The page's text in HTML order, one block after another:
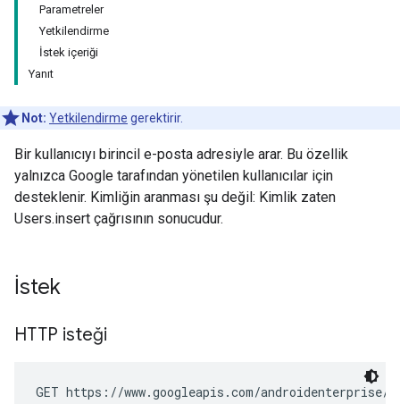
Parametreler
Yetkilendirme
İstek içeriği
Yanıt
Not: Yetkilendirme gerektirir.
Bir kullanıcıyı birincil e-posta adresiyle arar. Bu özellik
yalnızca Google tarafından yönetilen kullanıcılar için
desteklenir. Kimliğin aranması şu değil: Kimlik zaten
Users.insert çağrısının sonucudur.
İstek
HTTP isteği
GET https://www.googleapis.com/androidenterprise/